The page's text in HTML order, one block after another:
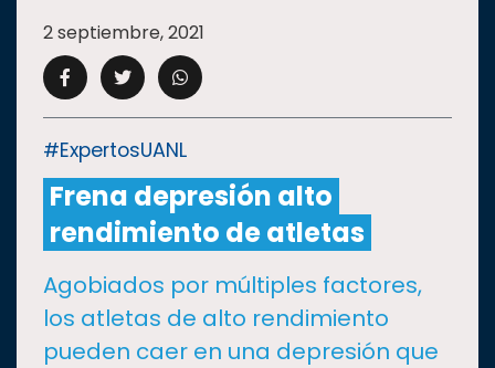
CAMPUS UANL
CULTURA
I+D+IEXPERTOS
2 septiembre, 2021
#ExpertosUANL
Frena depresión alto
rendimiento de atletas
Agobiados por múltiples factores,
los atletas de alto rendimiento
pueden caer en una depresión que